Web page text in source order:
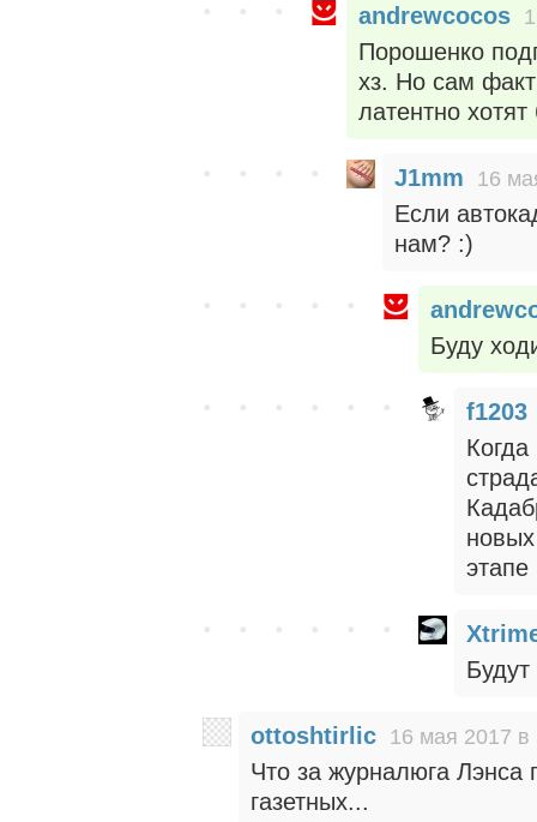
andrewcocos
Порошенко
хз. Но сам
латентно
J1mm 16
Если
нам? :)
Буду
f1203
Будут
ottoshtirlic 16 мая 2017 в
Что за журналюга Лэнса
газетных...